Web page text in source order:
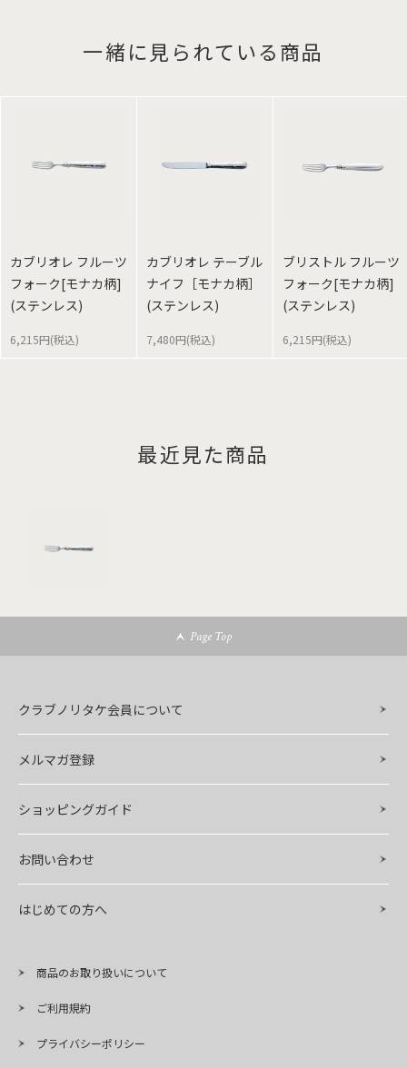
一緒に見られている商品
カブリオレ フルーツ
フォーク[モナカ柄]
(ステンレス)
6,215円(税込)
カブリオレ テーブル
ナイフ［モナカ柄］
(ステンレス)
7,480円(税込)
ブリストル フルーツ
フォーク[モナカ柄]
(ステンレス)
6,215円(税込)
最近見た商品
Page Top
クラブノリタケ会員について
メルマガ登録
ショッピングガイド
お問い合わせ
はじめての方へ
商品のお取り扱いについて
ご利用規約
プライバシーポリシー